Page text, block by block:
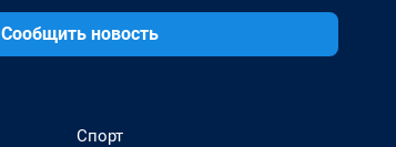
Сообщить новость
Спорт